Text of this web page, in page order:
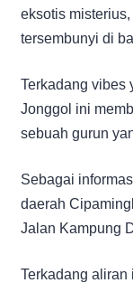
eksotis
tersembunyi di
Terkadang vibes
Jonggol ini
sebuah gurun
Sebagai
daerah
Jalan Kampung
Terkadang